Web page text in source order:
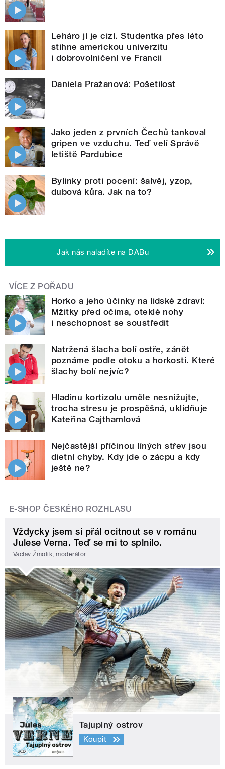
Leháro jí je cizí. Studentka přes léto
stihne americkou univerzitu
i dobrovolničení ve Francii
Daniela Pražanová: Pošetilost
Jako jeden z prvních Čechů tankoval
gripen ve vzduchu. Teď velí Správě
letiště Pardubice
Bylinky proti pocení: šalvěj, yzop,
dubová kůra. Jak na to?
Jak nás naladíte na DABu
VÍCE Z POŘADU
Horko a jeho účinky na lidské zdraví:
Mžitky před očima, oteklé nohy
i neschopnost se soustředit
Natržená šlacha bolí ostře, zánět
poznáme podle otoku a horkosti. Které
šlachy bolí nejvíc?
Hladinu kortizolu uměle nesnižujte,
trocha stresu je prospěšná, uklidňuje
Kateřina Cajthamlová
Nejčastější příčinou líných střev jsou
dietní chyby. Kdy jde o zácpu a kdy
ještě ne?
E-SHOP ČESKÉHO ROZHLASU
Vždycky jsem si přál ocitnout se v románu
Julese Verna. Teď se mi to splnilo.
Václav Žmolík, moderátor
Tajuplný ostrov
Koupit